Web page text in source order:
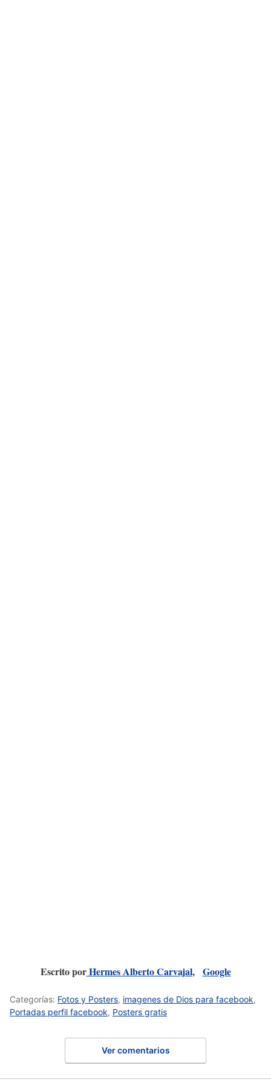
Escrito porHermes Alberto Carvajal, Google
Categorías: Fotos y Posters, imagenes de Dios para facebook,
Portadas perfil facebook, Posters gratis
Ver comentarios